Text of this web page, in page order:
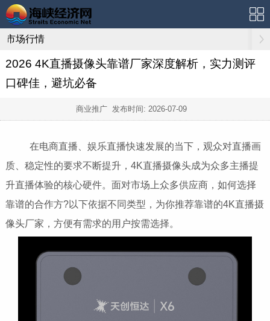
市场行情
2026 4K直播摄像头靠谱厂家深度解析，实力测评
口碑佳，避坑必备
商业推广 发布时间: 2026-07-09
在电商直播、娱乐直播快速发展的当下，观众对直播画
质、稳定性的要求不断提升，4K直播摄像头成为众多主播提
升直播体验的核心硬件。面对市场上众多供应商，如何选择
靠谱的合作方?以下依据不同类型，为你推荐靠谱的4K直播摄
像头厂家，方便有需求的用户按需选择。